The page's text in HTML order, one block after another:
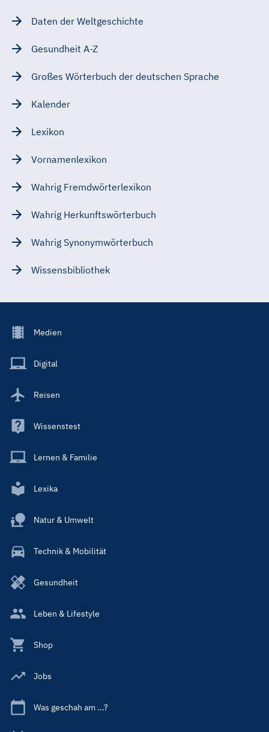
Daten der Weltgeschichte
Gesundheit A-Z
Großes Wörterbuch der deutschen Sprache
Kalender
Lexikon
Vornamenlexikon
Wahrig Fremdwörterlexikon
Wahrig Herkunftswörterbuch
Wahrig Synonymwörterbuch
Wissensbibliothek
Footer
Main
Medien
Digital
Reisen
Wissenstest
Lernen & Familie
Lexika
Natur & Umwelt
Technik & Mobilität
Gesundheit
Leben & Lifestyle
Shop
Jobs
Was geschah am ...?